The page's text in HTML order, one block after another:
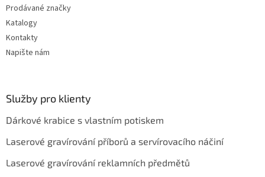
Prodávané značky
Katalogy
Kontakty
Napište nám
Služby pro klienty
Dárkové krabice s vlastním potiskem
Laserové gravírování příborů a servírovacího náčiní
Laserové gravírování reklamních předmětů